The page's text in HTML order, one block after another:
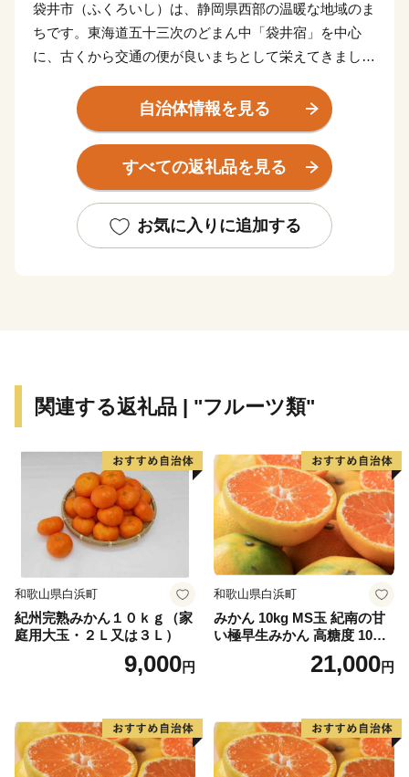
袋井市（ふくろいし）は、静岡県西部の温暖な地域のま
ちです。東海道五十三次のどまん中「袋井宿」を中心
に、古くから交通の便が良いまちとして栄えてきまし
ロン」や風味豊かな緑茶の産地としても有名です。豊か
な自然と古い歴史に恵まれた袋井市。「活力と創造で
未来を先取る 日本一健康文化都市 ふくろい」の挑戦
へのご声援をよろしくお願いします。
自治体情報を見る
すべての返礼品を見る
お気に入りに追加する
関連する返礼品 | "フルーツ類"
和歌山県白浜町
紀州完熟みかん１０ｋｇ（家
庭用大玉・２Ｌ又は３Ｌ）
9,000円
和歌山県白浜町
みかん 10kg MS玉 紀南の甘
い極早生みかん 高糖度 10月
以降発送 マルチ被覆栽培
21,000円